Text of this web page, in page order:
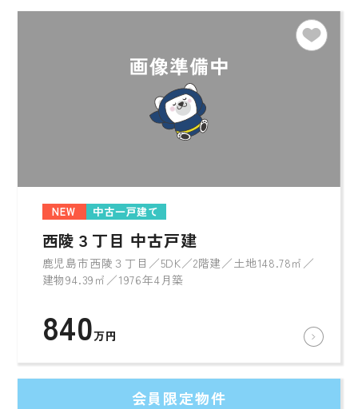
NEW 中古一戸建て
西陵３丁目 中古戸建
鹿児島市西陵３丁目／5DK／2階建／土地148.78㎡／
建物94.39㎡／1976年4月築
840万円
会員限定物件